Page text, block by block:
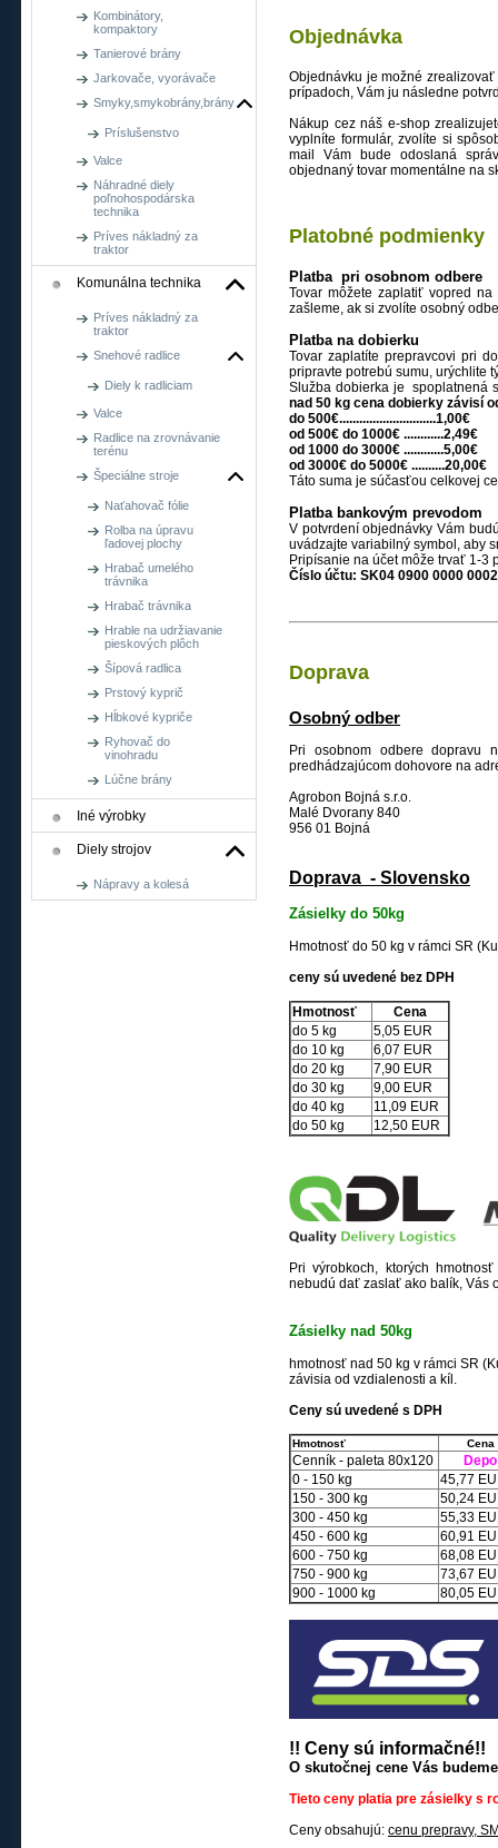
Kombinátory,
kompaktory
Tanierové brány
Jarkovače, vyorávače
Smyky,smykobrány,brány
Príslušenstvo
Valce
Náhradné diely
poľnohospodárska
technika
Príves nákladný za
traktor
Komunálna technika
Príves nákladný za
traktor
Snehové radlice
Diely k radliciam
Valce
Radlice na zrovnávanie
terénu
Špeciálne stroje
Naťahovač fólie
Rolba na úpravu
ľadovej plochy
Hrabač umelého
trávnika
Hrabač trávnika
Hrable na udržiavanie
pieskových plôch
Šípová radlica
Prstový kyprič
Hĺbkové kypriče
Ryhovač do
vinohradu
Lúčne brány
Iné výrobky
Diely strojov
Nápravy a kolesá
Objednávka
Objednávku je možné
prípadoch, Vám ju následne
Nákup cez náš e-shop
vyplníte formulár, zvolíte si
mail Vám bude odoslaná
objednaný tovar momentálne na
Platobné podmienky
Platba pri osobnom odbere
Tovar môžete zaplatiť vopred
zašleme, ak si zvolíte osobný
Platba na dobierku
Tovar zaplatíte prepravcovi pri
pripravte potrebú sumu, urýchlite
Služba dobierka je spoplatnená
nad 50 kg cena dobierky závisí
do 500€.............................1,00€
od 500€ do 1000€ ............2,49€
od 1000 do 3000€ ............5,00€
od 3000€ do 5000€ ..........20,00€
Táto suma je súčasťou celkovej
Platba bankovým prevodom
V potvrdení objednávky Vám
uvádzajte variabilný symbol, aby
Pripísanie na účet môže trvať 1-3
Číslo účtu: SK04 0900 0000
Doprava
Osobný odber
Pri osobnom odbere dopravu
predhádzajúcom dohovore na
Agrobon Bojná s.r.o.
Malé Dvorany 840
956 01 Bojná
Doprava - Slovensko
Zásielky do 50kg
Hmotnosť do 50 kg v rámci SR
ceny sú uvedené bez DPH
Hmotnosť
Cena
do 5 kg
5,05 EUR
do 10 kg
6,07 EUR
do 20 kg
7,90 EUR
do 30 kg
9,00 EUR
do 40 kg
11,09 EUR
do 50 kg
12,50 EUR
Pri výrobkoch, ktorých
nebudú dať zaslať ako balík, Vás
Zásielky nad 50kg
hmotnosť nad 50 kg v rámci SR
závisia od vzdialenosti a kíl.
Ceny sú uvedené s DPH
Hmotnosť
Cenník - paleta 80x120
0 - 150 kg
45,77
150 - 300 kg
50,24
300 - 450 kg
55,33
450 - 600 kg
60,91
600 - 750 kg
68,08
750 - 900 kg
73,67
900 - 1000 kg
80,05
!! Ceny sú informačné!!
O skutočnej cene Vás
Tieto ceny platia pre zásielky s
Ceny obsahujú: cenu prepravy,